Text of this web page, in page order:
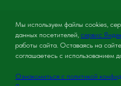
Мы используем файлы cookies,
данных посетителей, сервис
работы сайта. Оставаясь на
соглашаетесь с использованием
Ознакомиться с политикой
Made on